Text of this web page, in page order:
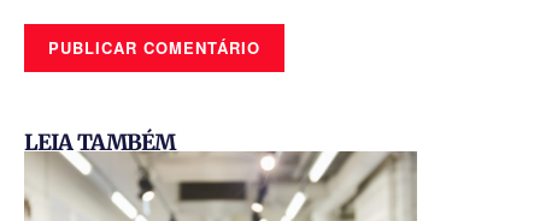
LEIA TAMBÉM